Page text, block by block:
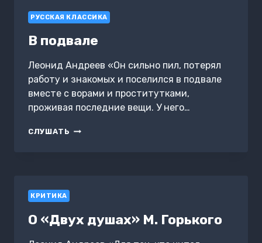
РУССКАЯ КЛАССИКА
В подвале
Леонид Андреев «Он сильно пил, потерял
работу и знакомых и поселился в подвале
вместе с ворами и проститутками,
проживая последние вещи. У него…
СЛУШАТЬ В
КРИТИКА
О «Двух душах» М. Горького